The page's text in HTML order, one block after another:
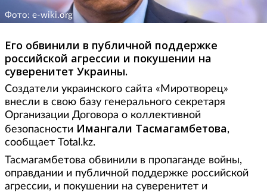
Фото: e-wiki.org
Его обвинили в публичной поддержке
российской агрессии и покушении на
суверенитет Украины.
Создатели украинского сайта «Миротворец»
внесли в свою базу генерального секретаря
Организации Договора о коллективной
безопасности Имангали Тасмагамбетова,
сообщает Total.kz.
Тасмагамбетова обвинили в пропаганде войны,
оправдании и публичной поддержке российской
агрессии, и покушении на суверенитет и